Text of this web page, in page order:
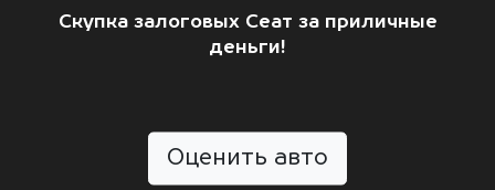
Скупка залоговых Сеат за приличные
деньги!
Оценить авто